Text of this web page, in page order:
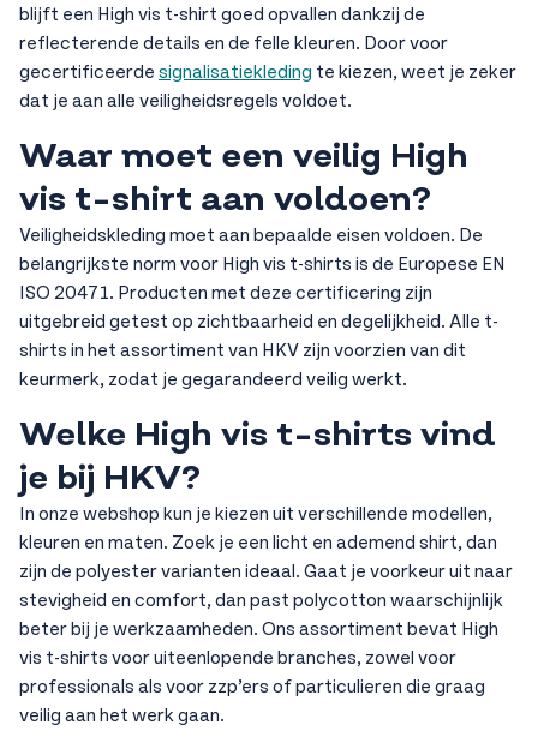
blijft een High vis t-shirt goed opvallen dankzij de
reflecterende details en de felle kleuren. Door voor
gecertificeerde signalisatiekleding te kiezen, weet je zeker
dat je aan alle veiligheidsregels voldoet.
Waar moet een veilig High
vis t-shirt aan voldoen?
Veiligheidskleding moet aan bepaalde eisen voldoen. De
belangrijkste norm voor High vis t-shirts is de Europese EN
ISO 20471. Producten met deze certificering zijn
uitgebreid getest op zichtbaarheid en degelijkheid. Alle t-
shirts in het assortiment van HKV zijn voorzien van dit
keurmerk, zodat je gegarandeerd veilig werkt.
Welke High vis t-shirts vind
je bij HKV?
In onze webshop kun je kiezen uit verschillende modellen,
kleuren en maten. Zoek je een licht en ademend shirt, dan
zijn de polyester varianten ideaal. Gaat je voorkeur uit naar
stevigheid en comfort, dan past polycotton waarschijnlijk
beter bij je werkzaamheden. Ons assortiment bevat High
vis t-shirts voor uiteenlopende branches, zowel voor
professionals als voor zzp’ers of particulieren die graag
veilig aan het werk gaan.